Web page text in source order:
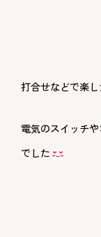
打合せなどで楽し
電気のスイッチ
でした